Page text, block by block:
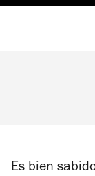
Es bien